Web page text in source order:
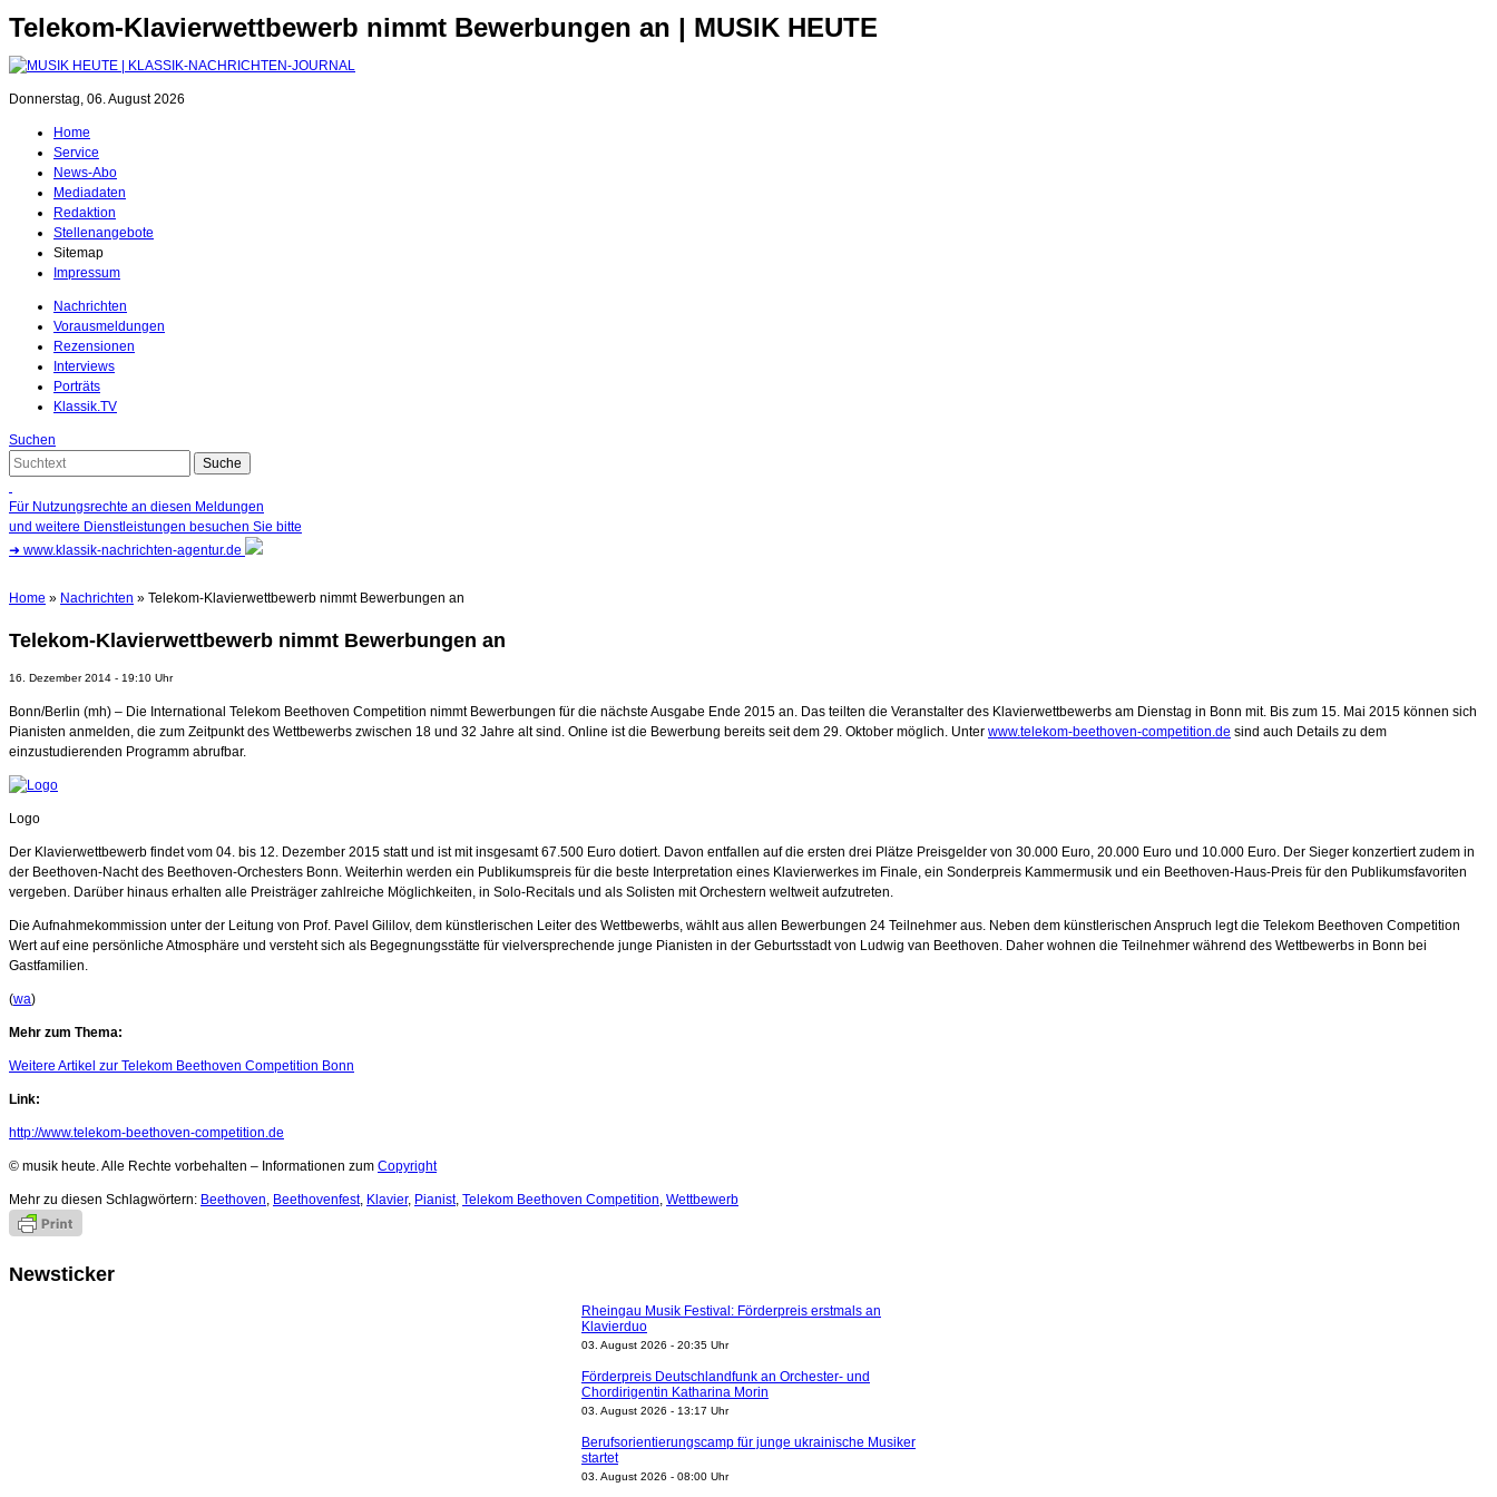
Telekom-Klavierwettbewerb nimmt Bewerbungen an | MUSIK HEUTE
Donnerstag, 06. August 2026
Home
Service
News-Abo
Mediadaten
Redaktion
Stellenangebote
Sitemap
Impressum
Nachrichten
Vorausmeldungen
Rezensionen
Interviews
Porträts
Klassik.TV
Suchen
Für Nutzungsrechte an diesen Meldungen
und weitere Dienstleistungen besuchen Sie bitte
➜ www.klassik-nachrichten-agentur.de
Home » Nachrichten » Telekom-Klavierwettbewerb nimmt Bewerbungen an
Telekom-Klavierwettbewerb nimmt Bewerbungen an
16. Dezember 2014 - 19:10 Uhr
Bonn/Berlin (mh) – Die International Telekom Beethoven Competition nimmt Bewerbungen für die nächste Ausgabe Ende 2015 an. Das teilten die Veranstalter des Klavierwettbewerbs am Dienstag in Bonn mit. Bis zum 15. Mai 2015 können sich
Pianisten anmelden, die zum Zeitpunkt des Wettbewerbs zwischen 18 und 32 Jahre alt sind. Online ist die Bewerbung bereits seit dem 29. Oktober möglich. Unter www.telekom-beethoven-competition.de sind auch Details zu dem
einzustudierenden Programm abrufbar.
Logo
Der Klavierwettbewerb findet vom 04. bis 12. Dezember 2015 statt und ist mit insgesamt 67.500 Euro dotiert. Davon entfallen auf die ersten drei Plätze Preisgelder von 30.000 Euro, 20.000 Euro und 10.000 Euro. Der Sieger konzertiert zudem in
der Beethoven-Nacht des Beethoven-Orchesters Bonn. Weiterhin werden ein Publikumspreis für die beste Interpretation eines Klavierwerkes im Finale, ein Sonderpreis Kammermusik und ein Beethoven-Haus-Preis für den Publikumsfavoriten
vergeben. Darüber hinaus erhalten alle Preisträger zahlreiche Möglichkeiten, in Solo-Recitals und als Solisten mit Orchestern weltweit aufzutreten.
Die Aufnahmekommission unter der Leitung von Prof. Pavel Gililov, dem künstlerischen Leiter des Wettbewerbs, wählt aus allen Bewerbungen 24 Teilnehmer aus. Neben dem künstlerischen Anspruch legt die Telekom Beethoven Competition
Wert auf eine persönliche Atmosphäre und versteht sich als Begegnungsstätte für vielversprechende junge Pianisten in der Geburtsstadt von Ludwig van Beethoven. Daher wohnen die Teilnehmer während des Wettbewerbs in Bonn bei
Gastfamilien.
(wa)
Mehr zum Thema:
Weitere Artikel zur Telekom Beethoven Competition Bonn
Link:
http://www.telekom-beethoven-competition.de
© musik heute. Alle Rechte vorbehalten – Informationen zum Copyright
Mehr zu diesen Schlagwörtern: Beethoven, Beethovenfest, Klavier, Pianist, Telekom Beethoven Competition, Wettbewerb
Newsticker
Rheingau Musik Festival: Förderpreis erstmals an
Klavierduo
03. August 2026 - 20:35 Uhr
Förderpreis Deutschlandfunk an Orchester- und
Chordirigentin Katharina Morin
03. August 2026 - 13:17 Uhr
Berufsorientierungscamp für junge ukrainische Musiker
startet
03. August 2026 - 08:00 Uhr